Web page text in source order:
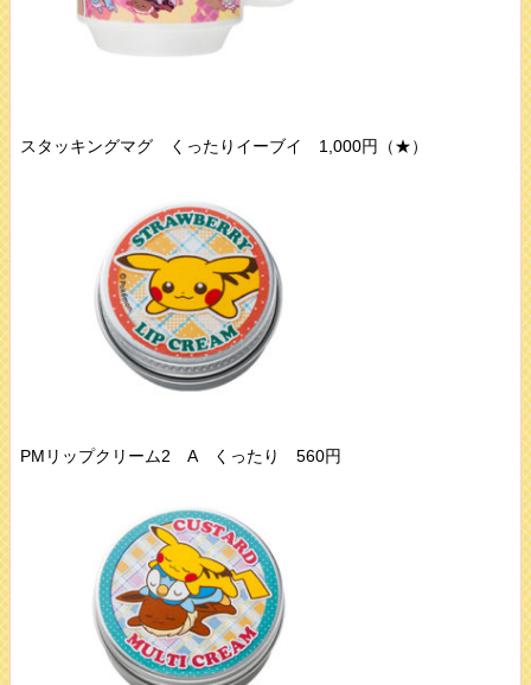
スタッキングマグ くったりイーブイ 1,000円（★）
PMリップクリーム2 A くったり 560円